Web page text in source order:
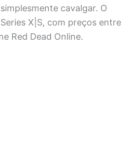
cavalgar. O
X|S, com preços entre
Red Dead Online.